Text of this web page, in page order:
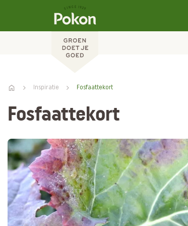
Inspiratie Fosfaattekort
Fosfaattekort